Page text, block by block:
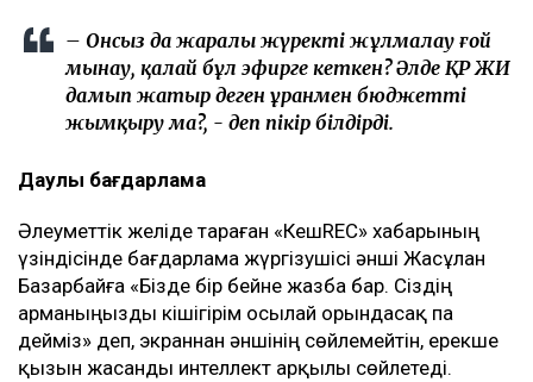
– Онсыз да жаралы жүректі жұлмалау ғой
мынау, қалай бұл эфирге кеткен? Әлде ҚР ЖИ
дамып жатыр деген ұранмен бюджетті
жымқыру ма?, - деп пікір білдірді.
Даулы бағдарлама
Әлеуметтік желіде тараған «КешREC» хабарының
үзіндісінде бағдарлама жүргізушісі әнші Жасұлан
Базарбайға «Бізде бір бейне жазба бар. Сіздің
арманыңызды кішігірім осылай орындасақ па
дейміз» деп, экраннан әншінің сөйлемейтін, ерекше
қызын жасанды интеллект арқылы сөйлетеді.